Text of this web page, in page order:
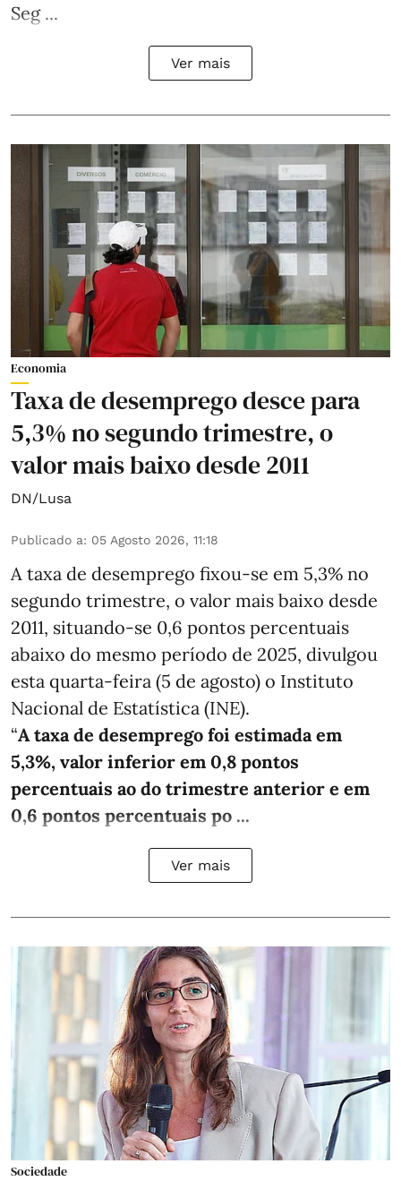
Seg ...
Ver mais
Economia
Taxa de desemprego desce para
5,3% no segundo trimestre, o
valor mais baixo desde 2011
DN/Lusa
Publicado a: 05 Agosto 2026, 11:18
A taxa de desemprego fixou-se em 5,3% no
segundo trimestre, o valor mais baixo desde
2011, situando-se 0,6 pontos percentuais
abaixo do mesmo período de 2025, divulgou
esta quarta-feira (5 de agosto) o Instituto
Nacional de Estatística (INE).
“A taxa de desemprego foi estimada em
5,3%, valor inferior em 0,8 pontos
percentuais ao do trimestre anterior e em
0,6 pontos percentuais po ...
Ver mais
Sociedade